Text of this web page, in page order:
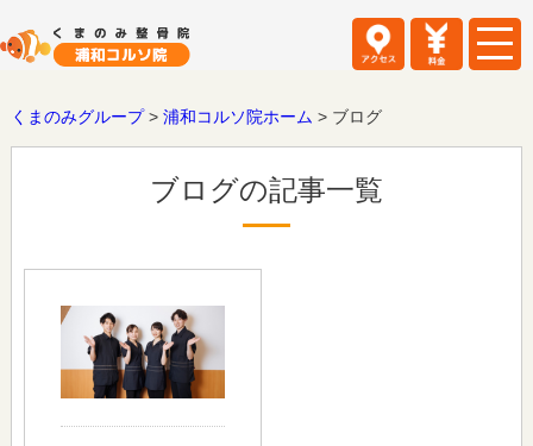
くまのみグループ> 浦和コルソ院ホーム > ブログ
ブログの記事一覧